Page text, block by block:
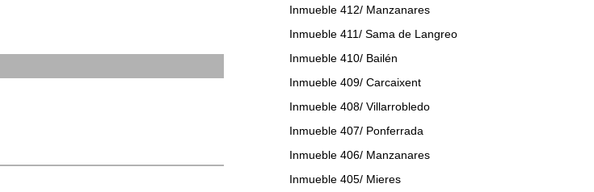
Inmueble 412/ Manzanares
Inmueble 411/ Sama de Langreo
Inmueble 410/ Bailén
Inmueble 409/ Carcaixent
Inmueble 408/ Villarrobledo
Inmueble 407/ Ponferrada
Inmueble 406/ Manzanares
Inmueble 405/ Mieres